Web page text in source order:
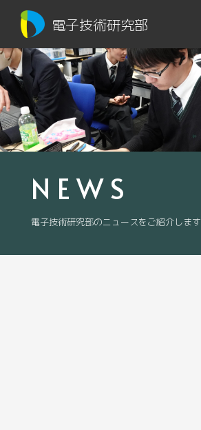
電子技術研究部
NEWS
電子技術研究部のニュースをご紹介します